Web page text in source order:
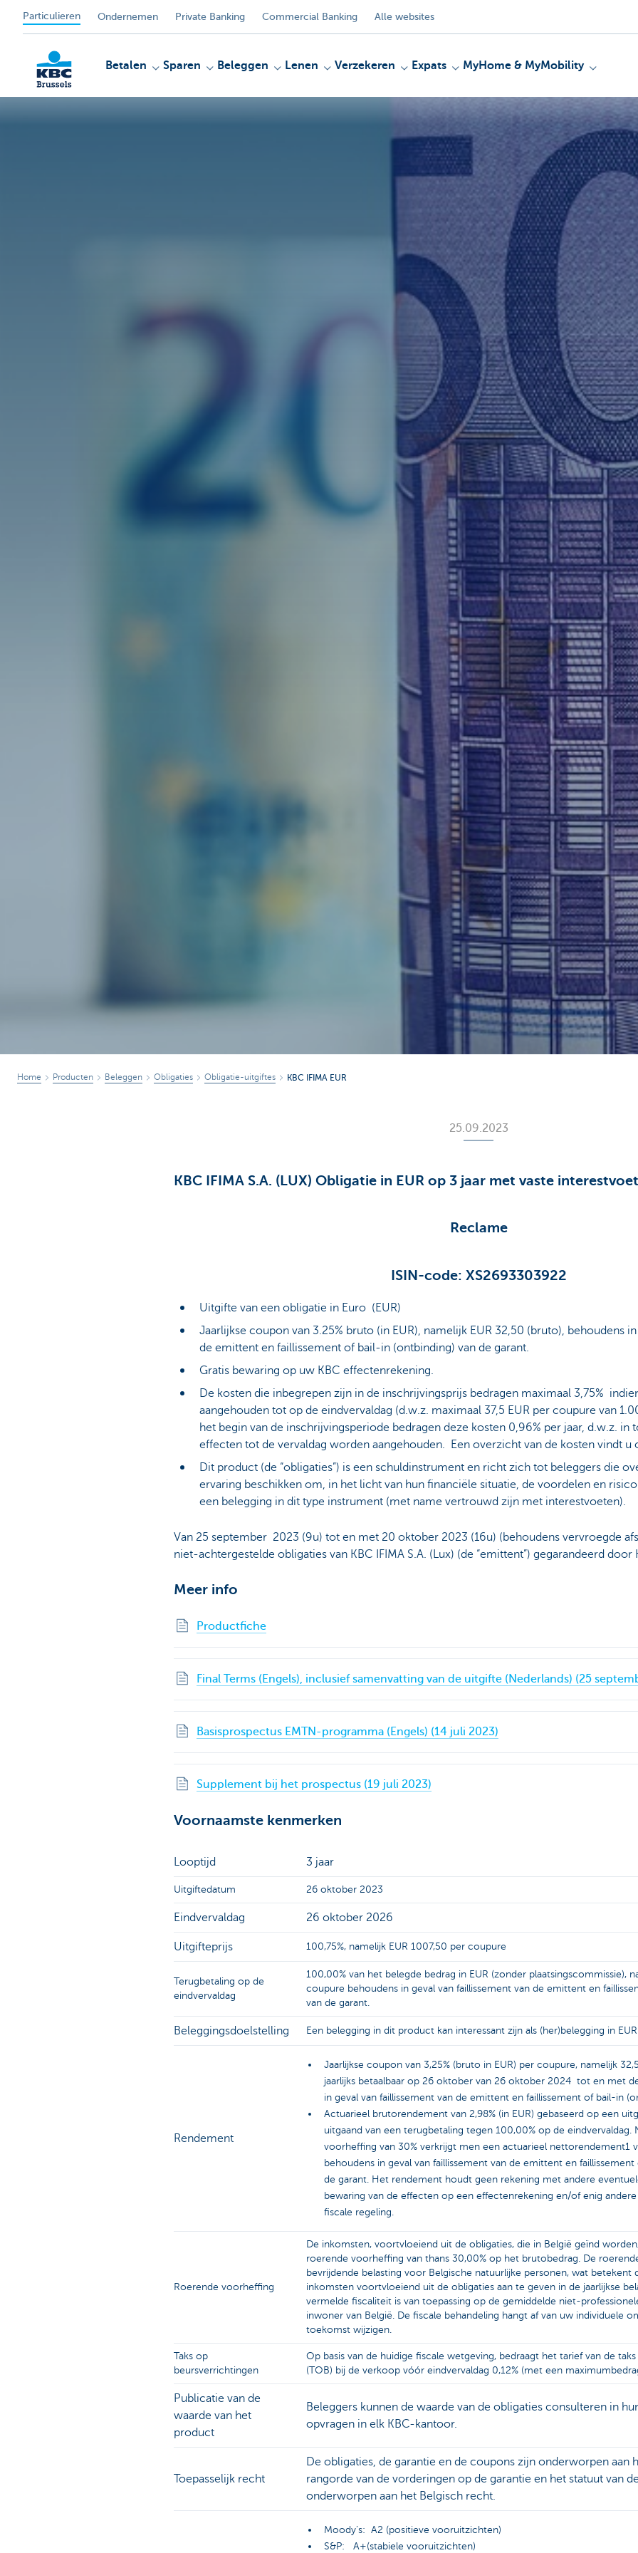
Particulieren Ondernemen Private Banking Commercial Banking Alle websites
Betalen Sparen Beleggen Lenen Verzekeren Expats MyHome & MyMobility
Home Producten Beleggen Obligaties Obligatie-uitgiftes KBC IFIMA EUR
25.09.2023
KBC IFIMA S.A. (LUX) Obligatie in EUR op 3 jaar met vaste interestvoet
Reclame
ISIN-code: XS2693303922
Uitgifte van een obligatie in Euro (EUR)
Jaarlijkse coupon van 3.25% bruto (in EUR), namelijk EUR 32,50 (bruto), behoudens
de emittent en faillissement of bail-in (ontbinding) van de garant.
Gratis bewaring op uw KBC effectenrekening.
De kosten die inbegrepen zijn in de inschrijvingsprijs bedragen maximaal 3,75%
aangehouden tot op de eindvervaldag (d.w.z. maximaal 37,5 EUR per coupure van
het begin van de inschrijvingsperiode bedragen deze kosten 0,96% per jaar, d.w.z. in
effecten tot de vervaldag worden aangehouden. Een overzicht van de kosten vindt
Dit product (de “obligaties”) is een schuldinstrument en richt zich tot beleggers die
ervaring beschikken om, in het licht van hun financiële situatie, de voordelen en
een belegging in dit type instrument (met name vertrouwd zijn met interestvoeten).
Van 25 september 2023 (9u) tot en met 20 oktober 2023 (16u) (behoudens vervroegde
niet-achtergestelde obligaties van KBC IFIMA S.A. (Lux) (de “emittent”) gegarandeerd door
Meer info
Productfiche
Final Terms (Engels), inclusief samenvatting van de uitgifte (Nederlands) (25
Basisprospectus EMTN-programma (Engels) (14 juli 2023)
Supplement bij het prospectus (19 juli 2023)
Voornaamste kenmerken
Looptijd 3 jaar
Uitgiftedatum 26 oktober 2023
Eindvervaldag 26 oktober 2026
Uitgifteprijs 100,75%, namelijk EUR 1007,50 per coupure
Terugbetaling op de
eindvervaldag
100,00% van het belegde bedrag in EUR (zonder plaatsingscommissie),
coupure behoudens in geval van faillissement van de emittent en
van de garant.
Beleggingsdoelstelling Een belegging in dit product kan interessant zijn als (her)belegging in
Rendement
Jaarlijkse coupon van 3,25% (bruto in EUR) per coupure, namelijk
jaarlijks betaalbaar op 26 oktober van 26 oktober 2024 tot en met
in geval van faillissement van de emittent en faillissement of bail-in
Actuarieel brutorendement van 2,98% (in EUR) gebaseerd op een
uitgaand van een terugbetaling tegen 100,00% op de eindvervaldag.
voorheffing van 30% verkrijgt men een actuarieel nettorendement1
behoudens in geval van faillissement van de emittent en
de garant. Het rendement houdt geen rekening met andere
bewaring van de effecten op een effectenrekening en/of enig
fiscale regeling.
Roerende voorheffing
De inkomsten, voortvloeiend uit de obligaties, die in België geïnd
roerende voorheffing van thans 30,00% op het brutobedrag. De
bevrijdende belasting voor Belgische natuurlijke personen, wat betekent
inkomsten voortvloeiend uit de obligaties aan te geven in de jaarlijkse
vermelde fiscaliteit is van toepassing op de gemiddelde niet-
inwoner van België. De fiscale behandeling hangt af van uw individuele
toekomst wijzigen.
Taks op
beursverrichtingen
Op basis van de huidige fiscale wetgeving, bedraagt het tarief van de
(TOB) bij de verkoop vóór eindvervaldag 0,12% (met een
Publicatie van de
waarde van het
product
Beleggers kunnen de waarde van de obligaties consulteren in
opvragen in elk KBC-kantoor.
Toepasselijk recht
De obligaties, de garantie en de coupons zijn onderworpen aan
rangorde van de vorderingen op de garantie en het statuut van
onderworpen aan het Belgisch recht.
Moody’s: A2 (positieve vooruitzichten)
S&P: A+(stabiele vooruitzichten)